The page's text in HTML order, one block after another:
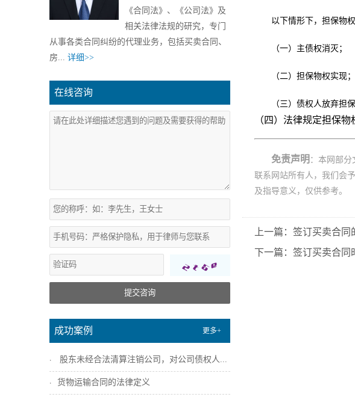
《合同法》、《公司法》及
相关法律法规的研究，专门
从事各类合同纠纷的代理业务，包括买卖合同、
房... 详细>>
在线咨询
提交咨询
成功案例 更多+
股东未经合法清算注销公司，对公司债权人...
货物运输合同的法律定义
以下情形下，担保物权
（一）主债权消灭；
（二）担保物权实现；
（三）债权人放弃担保
（四）法律规定担保物
免责声明 ：本网部
联系网站所有人，我们会
及指导意义，仅供参考。
上一篇：签订买卖合同
下一篇：签订买卖合同